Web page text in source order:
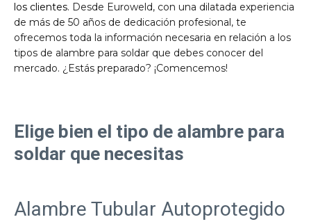
los clientes. Desde Euroweld, con una dilatada experiencia
de más de 50 años de dedicación profesional, te
ofrecemos toda la información necesaria en relación a los
tipos de alambre para soldar que debes conocer del
mercado. ¿Estás preparado? ¡Comencemos!
Elige bien el tipo de alambre para
soldar que necesitas
Alambre Tubular Autoprotegido